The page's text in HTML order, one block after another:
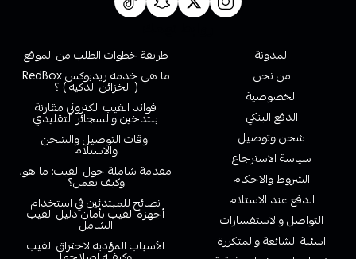
المدونة
من نحن
الخصوصية
الدفع البنكي
شحن وتوصيل
سياسة الاسترجاع
الشروط والاحكام
الدفع عند الاستلام
التواصل والاستفسارات
اسئلة الشائعة والمتكررة
طريقة خطوات الطلب من الموقع
ما هي خدمة ريدبوكس RedBox
( الخزائن الذكية ) ؟
فوائد الفيب الكتروني مقارنة
بلتدخين والسجائر التقليدي
اوقات التوصيل والشحن
والاستلام
مقدمة شاملة حول الفيب: ما هو،
وكيف يعمل؟
نصائح للمبتدئين في استخدام
أجهزة الفيب بأمان دليل الفيب
الشامل
الأسباب المؤدية لاحتراق الفيب